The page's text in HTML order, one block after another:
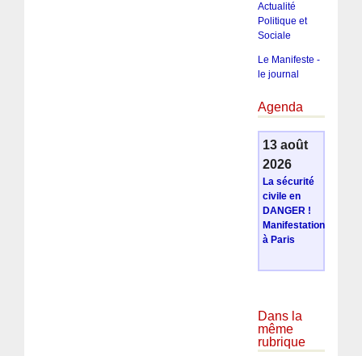
Actualité
Politique et
Sociale
Le Manifeste -
le journal
Agenda
13 août
2026
La sécurité
civile en
DANGER !
Manifestation
à Paris
Dans la
même
rubrique